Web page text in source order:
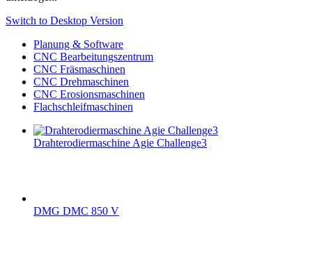
Switch to Desktop Version
Planung & Software
CNC Bearbeitungszentrum
CNC Fräsmaschinen
CNC Drehmaschinen
CNC Erosionsmaschinen
Flachschleifmaschinen
Drahterodiermaschine Agie Challenge3
DMG DMC 850 V